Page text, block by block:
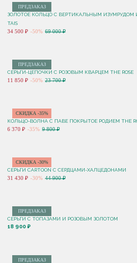
ПРЕДЗАКАЗ
ЗОЛОТОЕ КОЛЬЦО С ВЕРТИКАЛЬНЫМ
TAIS
34 500 ₽ -50% 69 000 ₽
ПРЕДЗАКАЗ
СЕРЬГИ-ЦЕПОЧКИ С РОЗОВЫМ КВАРЦЕМ THE ROSE
11 850 ₽ -50% 23 700 ₽
СКИДКА -35%
КОЛЬЦО-ВОЛНА С ПАВЕ ПОКРЫТОЕ РОДИЕМ THE
6 370 ₽ -35% 9 800 ₽
СКИДКА -30%
СЕРЬГИ CARTOON C СЕРДЦАМИ-ХАЛЦЕДОНАМИ
31 430 ₽ -30% 44 900 ₽
ПРЕДЗАКАЗ
СЕРЬГИ С ТОПАЗАМИ И РОЗОВЫМ ЗОЛОТОМ
18 900 ₽
ПРЕДЗАКАЗ